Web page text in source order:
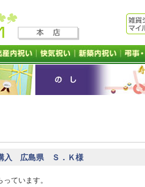
入 広島県 Ｓ．Ｋ様
ています。